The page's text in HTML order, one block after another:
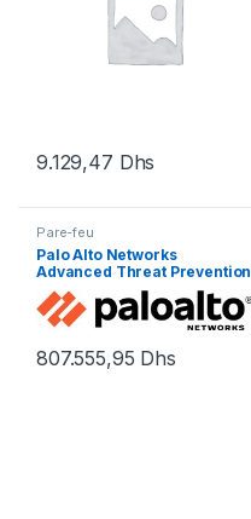
9.129,47 Dhs
Pare-feu
Palo Alto Networks
Advanced Threat Prevention
– renouvellement de la
licence d’abonnement (1 an)
– 1 périphérique
807.555,95 Dhs